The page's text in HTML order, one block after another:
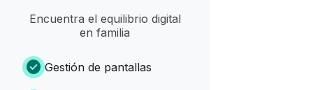
Encuentra el equilibrio digital
en familia
check_circle Gestión de pantallas